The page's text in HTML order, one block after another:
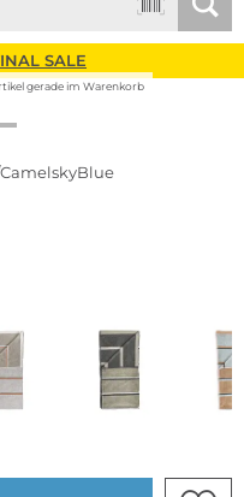
SALE
gerade im Warenkorb